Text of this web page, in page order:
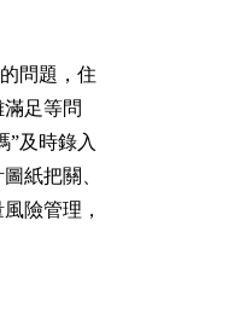
問題，住
足等問
”及時錄入
紙把關、
險管理，